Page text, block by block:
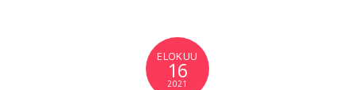
ELOKUU
16
2021